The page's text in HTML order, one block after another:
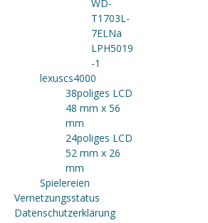
WD-
T1703L-
7ELNa
LPH5019
-1
lexuscs4000
38poliges LCD
48 mm x 56
mm
24poliges LCD
52 mm x 26
mm
Spielereien
Vernetzungsstatus
Datenschutzerklärung